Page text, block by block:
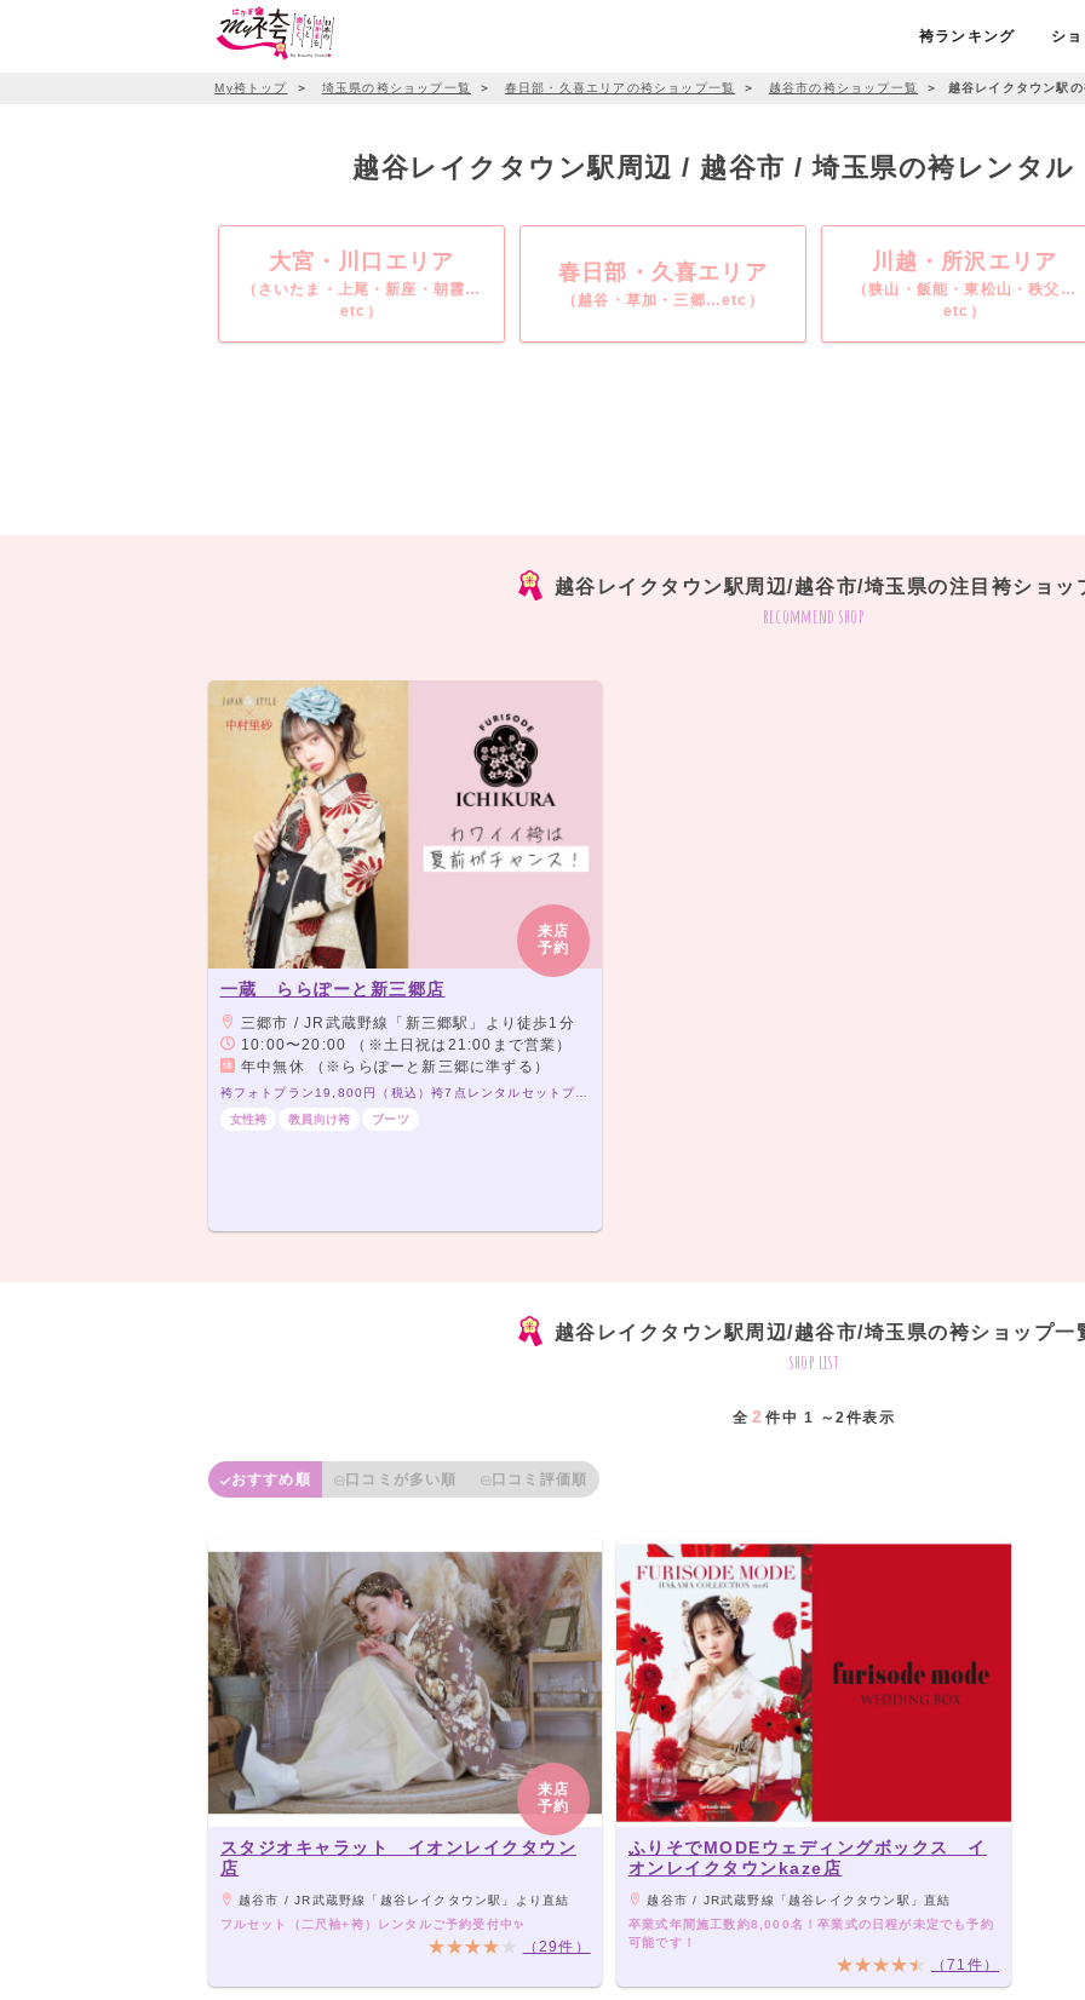
袴ランキング シ
My袴トップ ＞ 埼玉県の袴ショップ一覧 ＞ 春日部・久喜エリアの袴ショップ一覧 ＞ 越谷市の袴ショップ一覧 ＞ 越谷レイクタウン駅
越谷レイクタウン駅周辺 / 越谷市 / 埼玉県の袴レンタル
大宮・川口エリア
（さいたま・上尾・新座・朝霞…
etc）
春日部・久喜エリア
（越谷・草加・三郷…etc）
川越・所沢エリア
（狭山・飯能・東松山・秩父…
etc）
越谷レイクタウン駅周辺/越谷市/埼玉県の注目袴ショッ
recommend shop
来店
予約
一蔵 ららぽーと新三郷店
三郷市 / JR武蔵野線「新三郷駅」より徒歩1分
10:00〜20:00 （※土日祝は21:00まで営業）
年中無休 （※ららぽーと新三郷に準ずる）
女性袴
教員向け袴 ブーツ
越谷レイクタウン駅周辺/越谷市/埼玉県の袴ショップ一
shop list
全 2 件中 1 ～2件表示
おすすめ順 口コミが多い順 口コミ評価順
来店
予約
スタジオキャラット イオンレイクタウン
店
越谷市 / JR武蔵野線「越谷レイクタウン駅」より直結
フルセット（二尺袖+袴）レンタルご予約受付中✨
（29件）
ふりそでMODEウェディングボックス イ
オンレイクタウンkaze店
越谷市 / JR武蔵野線「越谷レイクタウン駅」直結
卒業式年間施工数約8,000名！卒業式の日程が未定でも予約
可能です！
（71件）